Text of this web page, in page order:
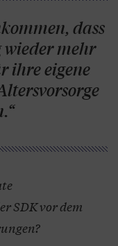
dass
mehr
ihre eigene
SDK vor dem